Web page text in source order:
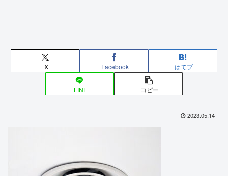
X Facebook はてブ
LINE コピー
2023.05.14